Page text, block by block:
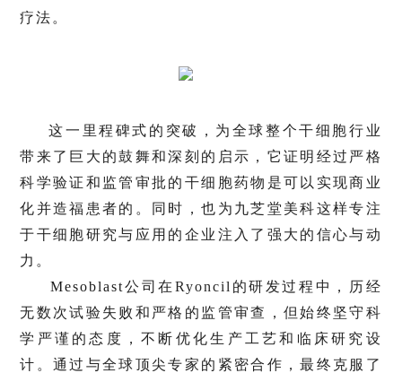
疗法。
这一里程碑式的突破，为全球整个干细胞行业
带来了巨大的鼓舞和深刻的启示，它证明经过严格
科学验证和监管审批的干细胞药物是可以实现商业
化并造福患者的。同时，也为九芝堂美科这样专注
于干细胞研究与应用的企业注入了强大的信心与动
力。
Mesoblast公司在Ryoncil的研发过程中，历经
无数次试验失败和严格的监管审查，但始终坚守科
学严谨的态度，不断优化生产工艺和临床研究设
计。通过与全球顶尖专家的紧密合作，最终克服了